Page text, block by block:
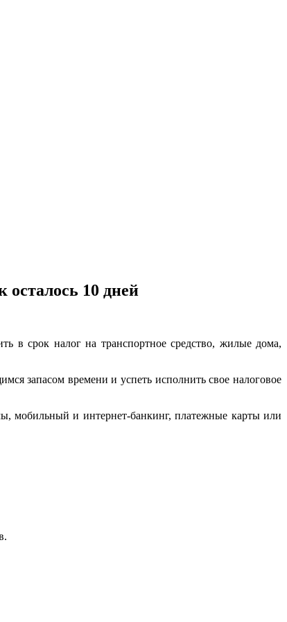
10 дней
в срок налог на транспортное средство, жилые дома,
запасом времени и успеть исполнить свое налоговое
мобильный и интернет-банкинг, платежные карты или